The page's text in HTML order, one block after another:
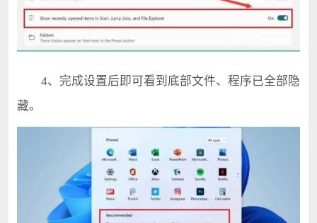
4、完成设置后即可看到底部文件、程序已全部隐
藏。